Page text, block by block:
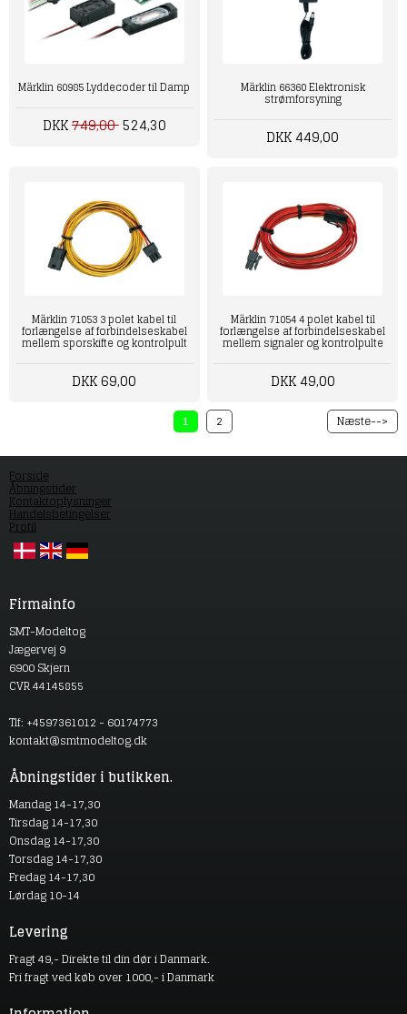
Märklin 60985 Lyddecoder til Damp
DKK749,00524,30
Märklin 66360 Elektronisk
strømforsyning
DKK 449,00
Märklin 71053 3 polet kabel til
forlængelse af forbindelseskabel
mellem sporskifte og kontrolpult
DKK 69,00
Märklin 71054 4 polet kabel til
forlængelse af forbindelseskabel
mellem signaler og kontrolpulte
DKK 49,00
1 2 Næste-->
Forside
Åbningstider
Kontaktoplysninger
Handelsbetingelser
Profil
Firmainfo
SMT-Modeltog
Jægervej 9
6900 Skjern
CVR 44145855
Tlf: +4597361012 - 60174773
kontakt@smtmodeltog.dk
Åbningstider i butikken.
Mandag 14-17,30
Tirsdag 14-17,30
Onsdag 14-17,30
Torsdag 14-17,30
Fredag 14-17,30
Lørdag 10-14
Levering
Fragt 49,- Direkte til din dør i Danmark.
Fri fragt ved køb over 1000,- i Danmark